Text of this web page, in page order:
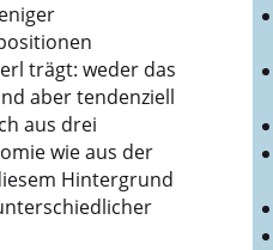
trägt: weder das
aber tendenziell
aus drei
wie aus der
Hintergrund